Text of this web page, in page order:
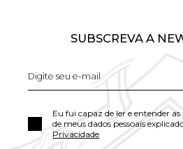
SUBSCREVA A
Eu fui capaz de ler e entender
de meus dados pessoais
Privacidade